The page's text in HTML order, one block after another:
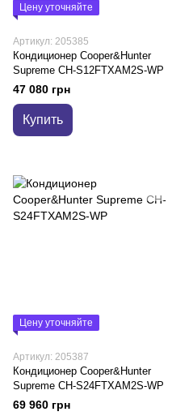
Цену уточняйте
Артикул: 205385
Кондиционер Cooper&Hunter
Supreme CH-S12FTXAM2S-WP
47 080 грн
Купить
Цену уточняйте
Артикул: 205387
Кондиционер Cooper&Hunter
Supreme CH-S24FTXAM2S-WP
69 960 грн